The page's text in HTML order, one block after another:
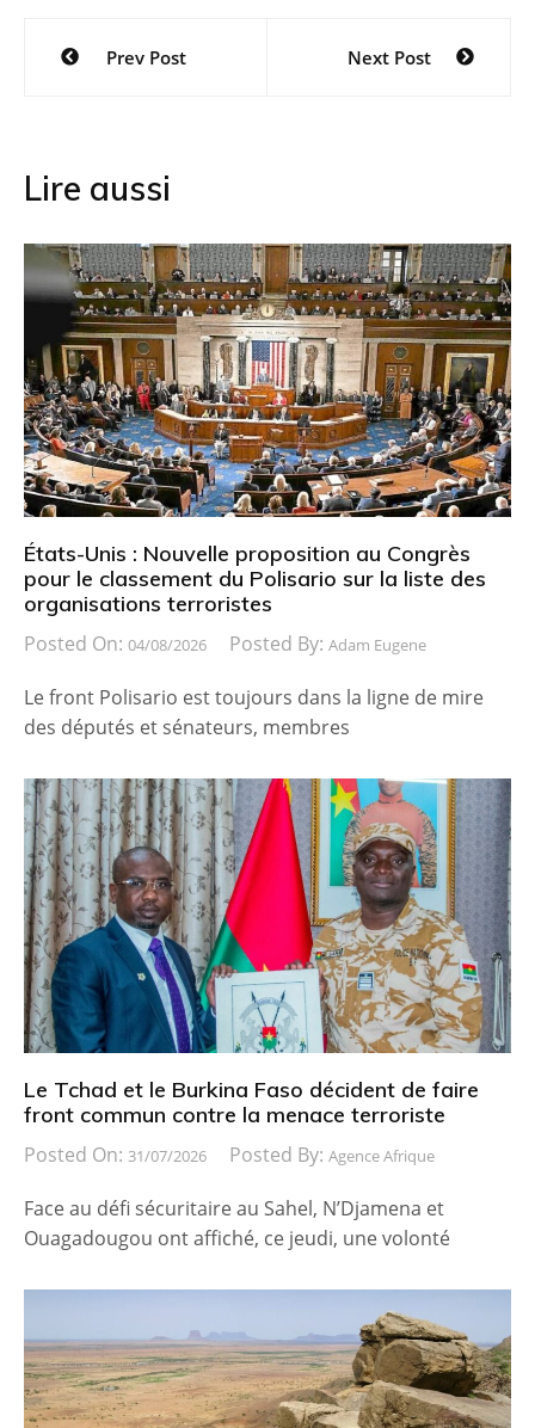
Navigation
Prev Post Next Post
Lire aussi
États-Unis : Nouvelle proposition au Congrès
pour le classement du Polisario sur la liste des
organisations terroristes
Posted On: 04/08/2026 Posted By: Adam Eugene
Le front Polisario est toujours dans la ligne de mire
des députés et sénateurs, membres
Le Tchad et le Burkina Faso décident de faire
front commun contre la menace terroriste
Posted On: 31/07/2026 Posted By: Agence Afrique
Face au défi sécuritaire au Sahel, N’Djamena et
Ouagadougou ont affiché, ce jeudi, une volonté